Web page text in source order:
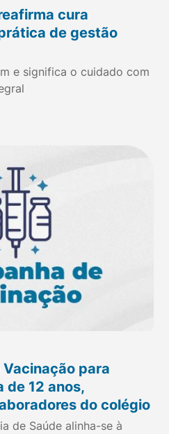
cura
de gestão
e significa o cuidado com
para
de 12 anos,
do colégio
de Saúde alinha-se à